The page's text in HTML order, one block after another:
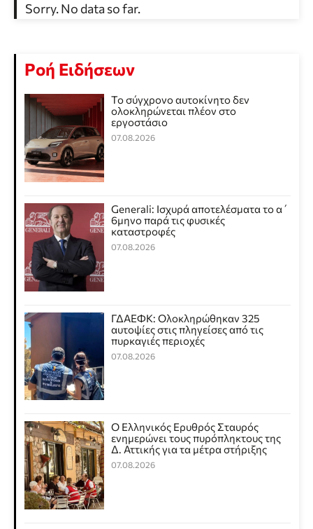
Sorry. No data so far.
Ροή Ειδήσεων
Το σύγχρονο αυτοκίνητο δεν
ολοκληρώνεται πλέον στο
εργοστάσιο
07.08.2026
Generali: Ισχυρά αποτελέσματα το α΄
6μηνο παρά τις φυσικές
καταστροφές
07.08.2026
ΓΔΑΕΦΚ: Ολοκληρώθηκαν 325
αυτοψίες στις πληγείσες από τις
πυρκαγιές περιοχές
07.08.2026
Ο Ελληνικός Ερυθρός Σταυρός
ενημερώνει τους πυρόπληκτους της
Δ. Αττικής για τα μέτρα στήριξης
07.08.2026